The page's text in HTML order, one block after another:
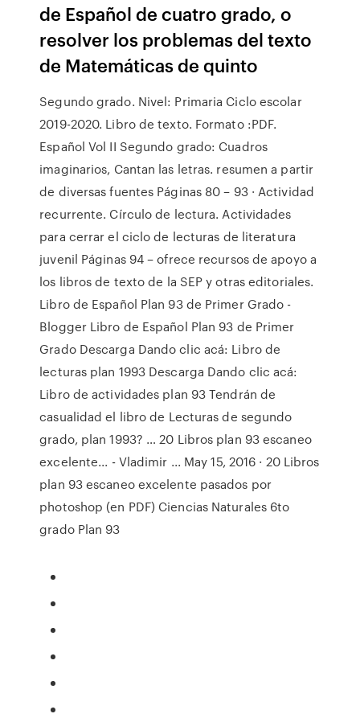
de Español de cuatro grado, o
resolver los problemas del texto
de Matemáticas de quinto
Segundo grado. Nivel: Primaria Ciclo escolar
2019-2020. Libro de texto. Formato :PDF.
Español Vol II Segundo grado: Cuadros
imaginarios, Cantan las letras. resumen a partir
de diversas fuentes Páginas 80 – 93 · Actividad
recurrente. Círculo de lectura. Actividades
para cerrar el ciclo de lecturas de literatura
juvenil Páginas 94 – ofrece recursos de apoyo a
los libros de texto de la SEP y otras editoriales.
Libro de Español Plan 93 de Primer Grado -
Blogger Libro de Español Plan 93 de Primer
Grado Descarga Dando clic acá: Libro de
lecturas plan 1993 Descarga Dando clic acá:
Libro de actividades plan 93 Tendrán de
casualidad el libro de Lecturas de segundo
grado, plan 1993? … 20 Libros plan 93 escaneo
excelente... - Vladimir ... May 15, 2016 · 20 Libros
plan 93 escaneo excelente pasados por
photoshop (en PDF) Ciencias Naturales 6to
grado Plan 93